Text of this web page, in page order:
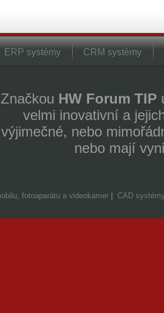
ERP systémy CRM systémy
Značkou HW Forum TIP
velmi inovativní a
výjimečné, nebo
nebo mají
fotoaparátu a videokamer CAD